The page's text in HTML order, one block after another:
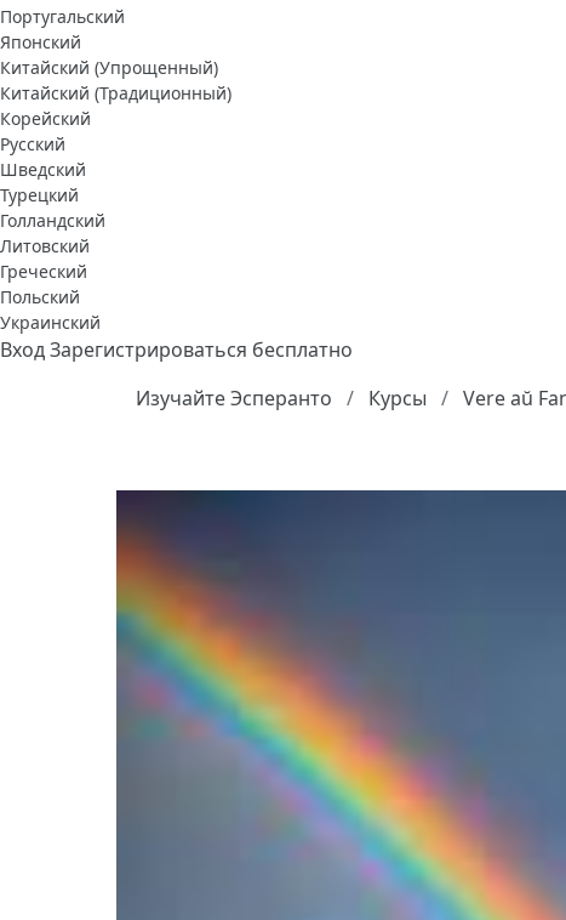
Португальский
Японский
Китайский (Упрощенный)
Китайский (Традиционный)
Корейский
Русский
Шведский
Турецкий
Голландский
Литовский
Греческий
Польский
Украинский
ВходЗарегистрироваться бесплатно
Изучайте Эсперанто
Курсы Vere aŭ